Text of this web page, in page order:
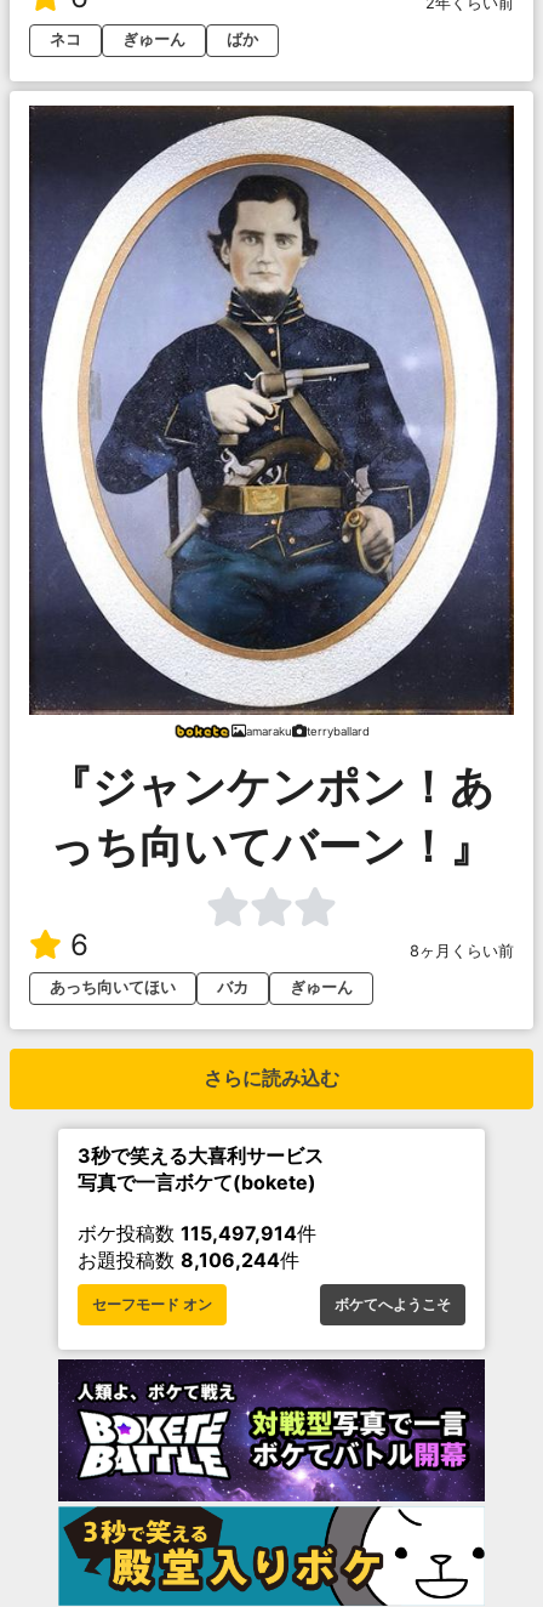
ネコ
ぎゅーん ばか
amaraku terryballard
『ジャンケンポン！あ
っち向いてバーン！』
6
8ヶ月くらい前
あっち向いてほい
バカ ぎゅーん
さらに読み込む
3秒で笑える大喜利サービス
写真で一言ボケて(bokete)
ボケ投稿数 115,497,914件
お題投稿数 8,106,244件
セーフモード オン ボケてへようこそ